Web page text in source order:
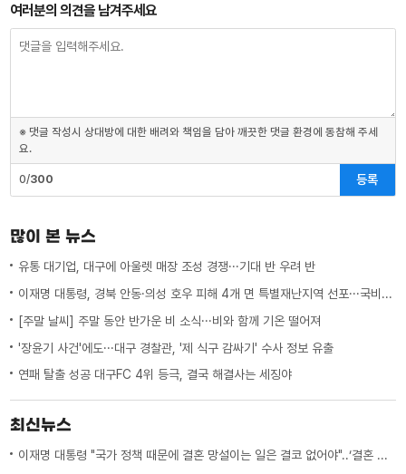
여러분의 의견을 남겨주세요
※ 댓글 작성시 상대방에 대한 배려와 책임을 담아 깨끗한 댓글 환경에 동참해 주세
요.
0/300 등록
많이 본 뉴스
유통 대기업, 대구에 아울렛 매장 조성 경쟁···기대 반 우려 반
이재명 대통령, 경북 안동·의성 호우 피해 4개 면 특별재난지역 선포···국비 추가 지원
[주말 날씨] 주말 동안 반가운 비 소식···비와 함께 기온 떨어져
'장윤기 사건'에도···대구 경찰관, '제 식구 감싸기' 수사 정보 유출
연패 탈출 성공 대구FC 4위 등극, 결국 해결사는 세징야
최신뉴스
이재명 대통령 "국가 정책 때문에 결혼 망설이는 일은 결코 없어야"..‘결혼 페널티’ 제도 상 불이익 면밀히 조사 지시